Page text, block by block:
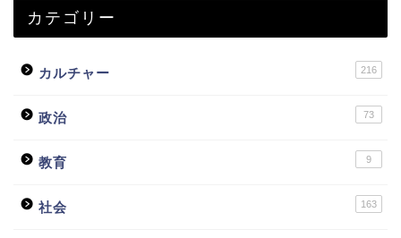
カテゴリー
カルチャー 216
政治 73
教育 9
社会 163